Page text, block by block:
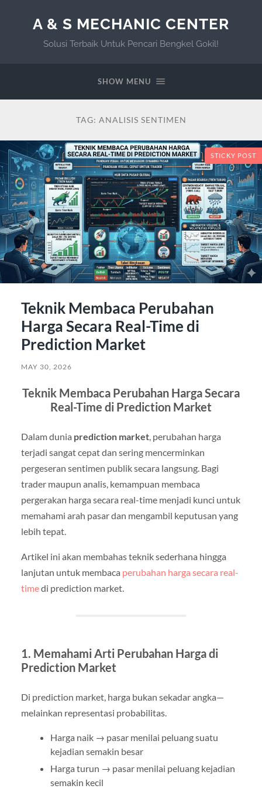
A & S MECHANIC CENTER
Solusi Terbaik Untuk Pencari Bengkel Gokil!
SHOW MENU
TAG: ANALISIS SENTIMEN
STICKY POST
Teknik Membaca Perubahan
Harga Secara Real-Time di
Prediction Market
MAY 30, 2026
Teknik Membaca Perubahan Harga Secara
Real-Time di Prediction Market
Dalam dunia prediction market, perubahan harga
terjadi sangat cepat dan sering mencerminkan
pergeseran sentimen publik secara langsung. Bagi
trader maupun analis, kemampuan membaca
pergerakan harga secara real-time menjadi kunci untuk
memahami arah pasar dan mengambil keputusan yang
lebih tepat.
Artikel ini akan membahas teknik sederhana hingga
lanjutan untuk membaca perubahan harga secara real-
timedi prediction market.
1. Memahami Arti Perubahan Harga di
Prediction Market
Di prediction market, harga bukan sekadar angka—
melainkan representasi probabilitas.
Harga naik → pasar menilai peluang suatu
kejadian semakin besar
Harga turun → pasar menilai peluang kejadian
semakin kecil